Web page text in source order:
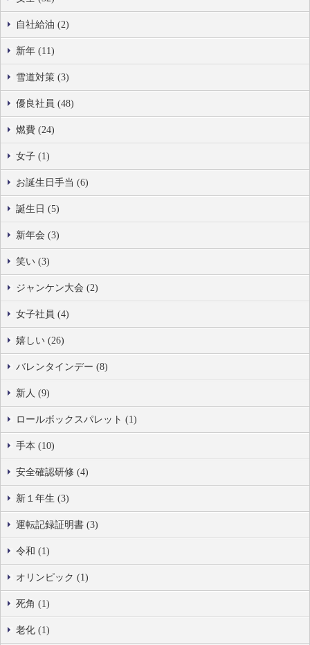
自社給油 (2)
新年 (11)
雪道対策 (3)
優良社員 (48)
燃費 (24)
女子 (1)
お誕生日手当 (6)
誕生日 (5)
新年会 (3)
笑い (3)
ジャンケン大会 (2)
女子社員 (4)
嬉しい (26)
バレンタインデー (8)
新人 (9)
ロールボックスパレット (1)
手本 (10)
安全確認研修 (4)
新１年生 (3)
運転記録証明書 (3)
令和 (1)
オリンピック (1)
死角 (1)
老化 (1)